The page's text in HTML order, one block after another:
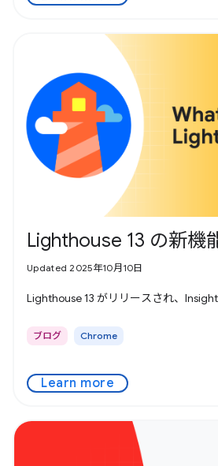
Lighthouse 13 の新機
Updated 2025年10月10日
Lighthouse 13 がリリースされ、
ブログ Chrome
Learn more